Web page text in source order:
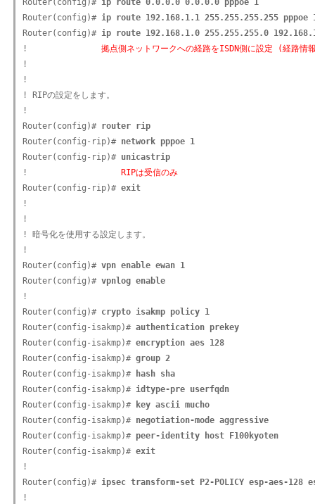
Router(config)# ip route 0.0.0.0 0.0.0.0 pppoe 1
Router(config)# ip route 192.168.1.1 255.255.255.255 pppoe
Router(config)# ip route 192.168.1.0 255.255.255.0
! 拠点側ネットワークへの経路をISDN側に設定 (経路
!
!
! RIPの設定をします。
!
Router(config)# router rip
Router(config-rip)# network pppoe 1
Router(config-rip)# unicastrip
!
RIPは受信のみ
Router(config-rip)# exit
!
!
! 暗号化を使用する設定します。
!
Router(config)# vpn enable ewan 1
Router(config)# vpnlog enable
!
Router(config)# crypto isakmp policy 1
Router(config-isakmp)# authentication prekey
Router(config-isakmp)# encryption aes 128
Router(config-isakmp)# group 2
Router(config-isakmp)# hash sha
Router(config-isakmp)# idtype-pre userfqdn
Router(config-isakmp)# key ascii mucho
Router(config-isakmp)# negotiation-mode aggressive
Router(config-isakmp)# peer-identity host F100kyoten
Router(config-isakmp)# exit
!
Router(config)# ipsec transform-set P2-POLICY esp-aes-128
!